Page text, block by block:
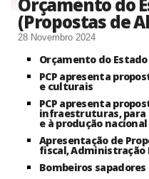
(Propostas de
28 Novembro 2024
Orçamento do Estado
PCP apresenta
e culturais
PCP apresenta
infraestruturas, para
e à produção nacional
Apresentação de
fiscal, Administração
Bombeiros sapadores